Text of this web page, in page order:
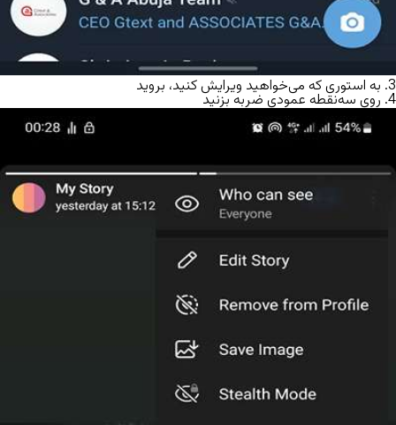
3. به استوری‌ که می‌خواهید ویرایش کنید، بروید
4. روی سه‌نقطه عمودی ضربه بزنید